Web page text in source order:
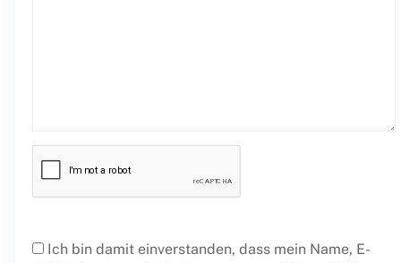
Ich bin damit einverstanden, dass mein Name, E-